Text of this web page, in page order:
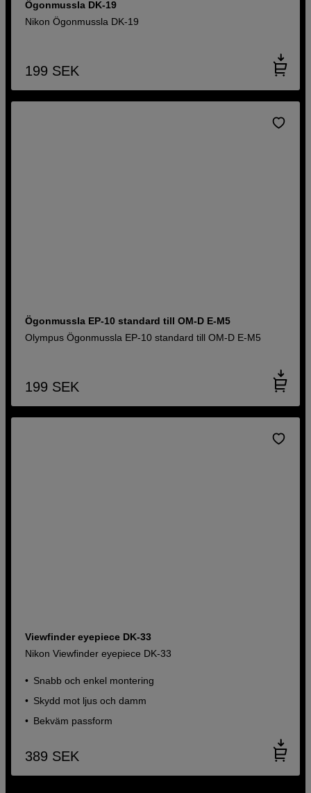
Ögonmussla DK-19
Nikon Ögonmussla DK-19
199 SEK
Ögonmussla EP-10 standard till OM-D E-M5
Olympus Ögonmussla EP-10 standard till OM-D E-M5
199 SEK
Viewfinder eyepiece DK-33
Nikon Viewfinder eyepiece DK-33
Snabb och enkel montering
Skydd mot ljus och damm
Bekväm passform
389 SEK